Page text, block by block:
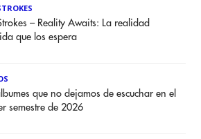
– Reality Awaits: La realidad
que los espera
que no dejamos de escuchar en el
semestre de 2026